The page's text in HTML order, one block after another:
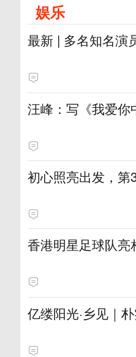
娱乐
最新 | 多名知名演
汪峰：写《我爱你
初心照亮出发，
香港明星足球队
亿缕阳光·乡见｜